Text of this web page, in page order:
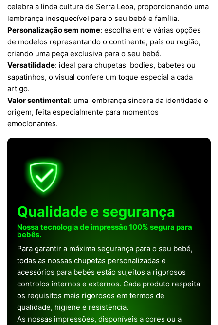
celebra a linda cultura de Serra Leoa, proporcionando uma
lembrança inesquecível para o seu bebé e família.
Personalização sem nome: escolha entre várias opções
de modelos representando o continente, país ou região,
criando uma peça exclusiva para o seu bebé.
Versatilidade: ideal para chupetas, bodies, babetes ou
sapatinhos, o visual confere um toque especial a cada
artigo.
Valor sentimental: uma lembrança sincera da identidade e
origem, feita especialmente para momentos
emocionantes.
Qualidade e segurança
Nossa tecnologia de impressão 100% segura para
bebês.
Para garantir a máxima segurança para o seu bebé,
todas as nossas chupetas personalizadas e
acessórios para bebés estão sujeitos a rigorosos
controlos internos e externos. Cada produto respeita
os requisitos mais rigorosos em termos de
qualidade, higiene e resistência.
As nossas impressões, disponíveis a cores ou a